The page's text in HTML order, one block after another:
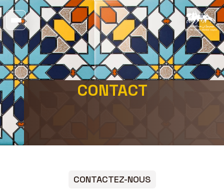
CONTACT
CONTACTEZ-NOUS